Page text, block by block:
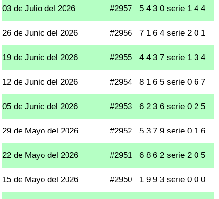
03 de Julio del 2026 #2957 5 4 3 0 serie 1 4 4
26 de Junio del 2026 #2956 7 1 6 4 serie 2 0 1
19 de Junio del 2026 #2955 4 4 3 7 serie 1 3 4
12 de Junio del 2026 #2954 8 1 6 5 serie 0 6 7
05 de Junio del 2026 #2953 6 2 3 6 serie 0 2 5
29 de Mayo del 2026 #2952 5 3 7 9 serie 0 1 6
22 de Mayo del 2026 #2951 6 8 6 2 serie 2 0 5
15 de Mayo del 2026 #2950 1 9 9 3 serie 0 0 0